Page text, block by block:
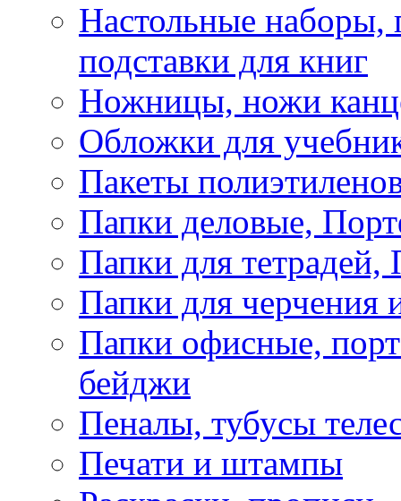
Настольные наборы,
подставки для книг
Ножницы, ножи
Обложки для
Пакеты
Папки деловые,
Папки для тетрадей,
Папки для черчения
Папки офисные,
бейджи
Пеналы, тубусы
Печати и штампы